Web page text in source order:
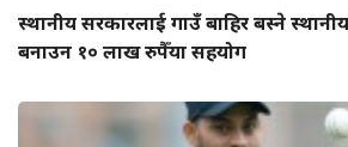
स्थानीय सरकारलाई गाउँ बाहिर बस्ने
बनाउन १० लाख रुपैँया सहयोग